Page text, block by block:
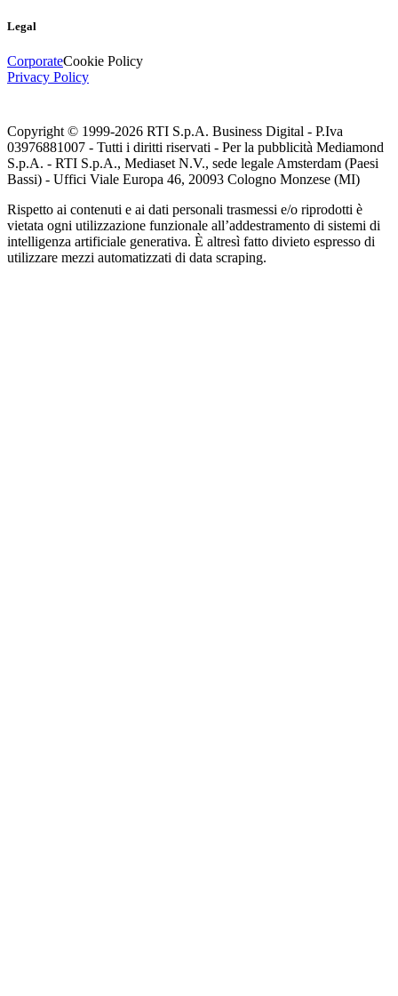
Legal
CorporateCookie Policy
Privacy Policy
Copyright © 1999-2026 RTI S.p.A. Business Digital - P.Iva
03976881007 - Tutti i diritti riservati - Per la pubblicità Mediamond
S.p.A. - RTI S.p.A., Mediaset N.V., sede legale Amsterdam (Paesi
Bassi) - Uffici Viale Europa 46, 20093 Cologno Monzese (MI)
Rispetto ai contenuti e ai dati personali trasmessi e/o riprodotti è
vietata ogni utilizzazione funzionale all’addestramento di sistemi di
intelligenza artificiale generativa. È altresì fatto divieto espresso di
utilizzare mezzi automatizzati di data scraping.